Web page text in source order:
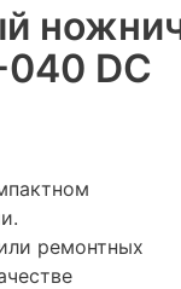
DC
ремонтных